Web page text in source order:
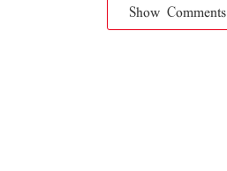
Show Comments